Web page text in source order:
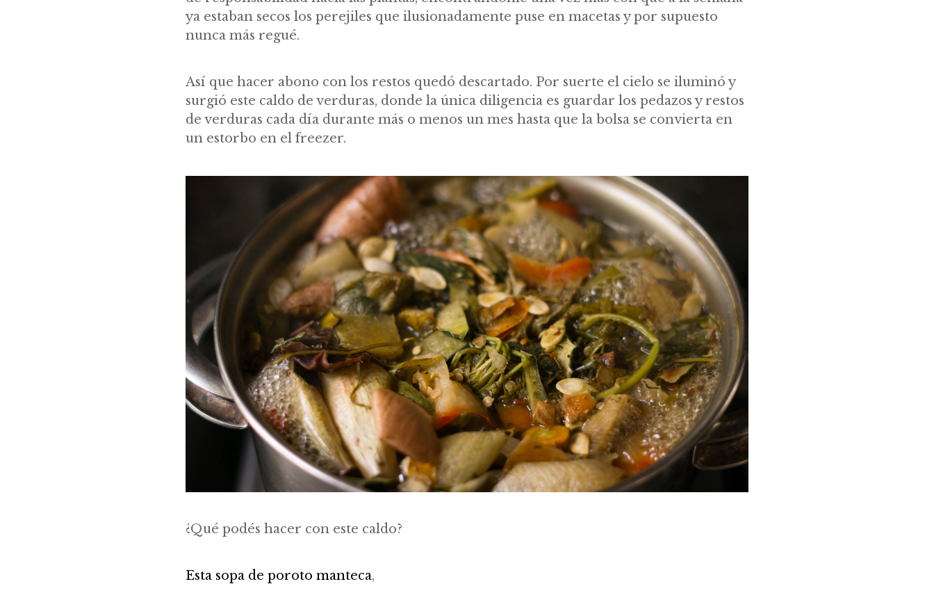
ya estaban secos los perejiles que ilusionadamente puse en macetas y por supuesto
nunca más regué.
Así que hacer abono con los restos quedó descartado. Por suerte el cielo se iluminó y
surgió este caldo de verduras, donde la única diligencia es guardar los pedazos y restos
de verduras cada día durante más o menos un mes hasta que la bolsa se convierta en
un estorbo en el freezer.
¿Qué podés hacer con este caldo?
Esta sopa de poroto manteca,